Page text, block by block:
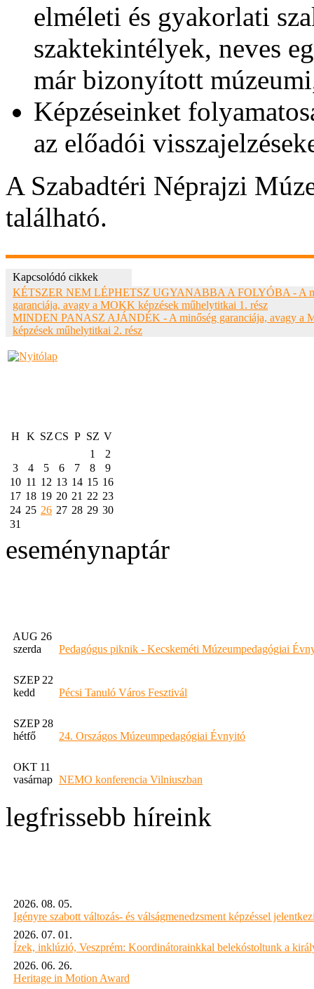
elméleti és gyakorlati
szaktekintélyek, neves
már bizonyított
Képzéseinket
az előadói
A Szabadtéri Néprajzi
található.
Kapcsolódó cikkek
KÉTSZER NEM LÉPHETSZ UGYANABBA A FOLYÓBA - A
garanciája, avagy a MOKK képzések műhelytitkai 1. rész
MINDEN PANASZ AJÁNDÉK - A minőség garanciája, avagy a
képzések műhelytitkai 2. rész
H K SZCS P SZ V
1
2
3
4 5 6 7 8
9
10 11 12 13 14 15 16
17 18 19 20 21 22 23
24 25 26 27 28 29 30
31
eseménynaptár
AUG 26
szerda
Pedagógus piknik - Kecskeméti Múzeumpedagógiai
SZEP 22
kedd
Pécsi Tanuló Város Fesztivál
SZEP 28
hétfő
24. Országos Múzeumpedagógiai Évnyitó
OKT 11
vasárnap NEMO konferencia Vilniuszban
legfrissebb híreink
2026. 08. 05.
Igényre szabott változás- és válságmenedzsment képzéssel
2026. 07. 01.
Ízek, inklúzió, Veszprém: Koordinátorainkkal belekóstoltunk a
2026. 06. 26.
Heritage in Motion Award